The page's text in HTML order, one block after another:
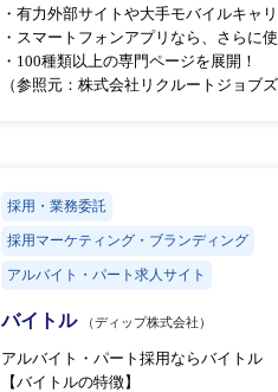
・有力外部サイトや大手モバイルキャ
・スマートフォンアプリなら、さらに
・100種類以上の専門ページを展開！
（参照元：株式会社リクルートジョブ
採用・業務委託
採用マーケティング・ブランディング
アルバイト・パート求人サイト
バイトル （ディップ株式会社）
アルバイト・パート採用ならバイトル
【バイトルの特徴】